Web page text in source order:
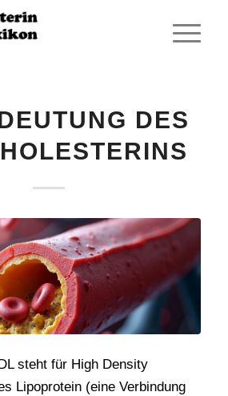
DES
steht für High Density
Lipoprotein (eine Verbindung